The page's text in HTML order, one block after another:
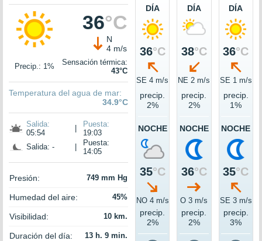
36°C
N
4 m/s
Precip.: 1%
Sensación térmica:
43°C
Temperatura del agua de mar:
34.9°C
Salida:
05:54
Puesta:
19:03
Salida: -
Puesta:
14:05
Presión: 749 mm Hg
Humedad del aire: 45%
Visibilidad: 10 km.
Duración del día: 13 h. 9 min.
DÍA
36°C
SE 4 m/s
precip.
2%
NOCHE
35°C
NO 4 m/s
precip.
2%
DÍA
38°C
NE 2 m/s
precip.
2%
NOCHE
36°C
O 3 m/s
precip.
2%
DÍA
36°C
SE 1 m/s
precip.
1%
NOCHE
35°C
SE 3 m/s
precip.
3%